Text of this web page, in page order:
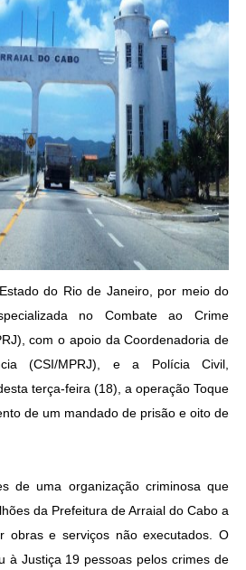
do Rio de Janeiro, por meio do
no Combate ao Crime
com o apoio da Coordenadoria de
(CSI/MPRJ), e a Polícia Civil,
terça-feira (18), a operação Toque
de um mandado de prisão e oito de
de uma organização criminosa que
da Prefeitura de Arraial do Cabo a
obras e serviços não executados. O
à Justiça 19 pessoas pelos crimes de